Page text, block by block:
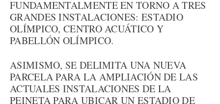
FUNDAMENTALMENTE EN TORNO A TRES
GRANDES INSTALACIONES: ESTADIO
OLÍMPICO, CENTRO ACUÁTICO Y
PABELLÓN OLÍMPICO.
ASIMISMO, SE DELIMITA UNA NUEVA
PARCELA PARA LA AMPLIACIÓN DE LAS
ACTUALES INSTALACIONES DE LA
PEINETA PARA UBICAR UN ESTADIO DE